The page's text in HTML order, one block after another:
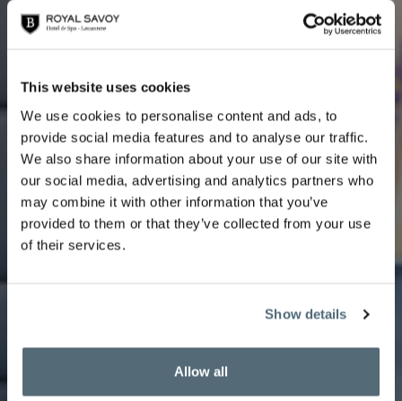
This website uses cookies
We use cookies to personalise content and ads, to
provide social media features and to analyse our traffic.
We also share information about your use of our site with
our social media, advertising and analytics partners who
may combine it with other information that you’ve
provided to them or that they’ve collected from your use
of their services.
Show details
Allow all
Deluxe Vue Parc avec
Balcon
Notre chambre Deluxe Park avec balcon est une oasis
de tranquillité au coeur de Lausanne.